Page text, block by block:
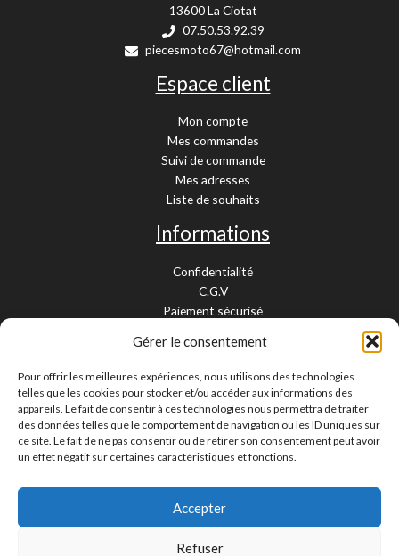
Gérer le consentement
Pour offrir les meilleures expériences, nous utilisons des technologies
telles que les cookies pour stocker et/ou accéder aux informations des
appareils. Le fait de consentir à ces technologies nous permettra de traiter
des données telles que le comportement de navigation ou les ID uniques sur
ce site. Le fait de ne pas consentir ou de retirer son consentement peut avoir
un effet négatif sur certaines caractéristiques et fonctions.
Accepter
Refuser
13600 La Ciotat
07.50.53.92.39
piecesmoto67@hotmail.com
Espace client
Mon compte
Mes commandes
Suivi de commande
Mes adresses
Liste de souhaits
Informations
Confidentialité
C.G.V
Paiement sécurisé
Livraison et retour
Mentions légales
Cookies
Contact
Paiement sécurisé
Livraison 24/48H et 10/15 jours